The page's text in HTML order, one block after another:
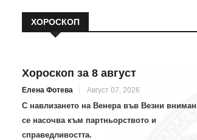
ХОРОСКОП
Хороскоп за 8 август
Елена Фотева Август 07, 2026
С навлизането на Венера във Везни
се насочва към партньорството и
справедливостта.